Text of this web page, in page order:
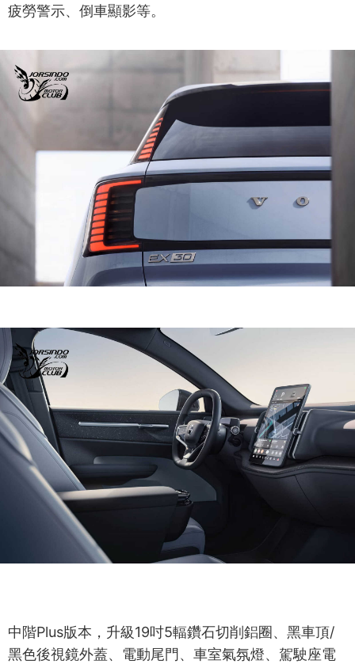
疲勞警示、倒車顯影等。
中階Plus版本，升級19吋5輻鑽石切削鋁圈、黑車頂/
黑色後視鏡外蓋、電動尾門、車室氣氛燈、駕駛座電